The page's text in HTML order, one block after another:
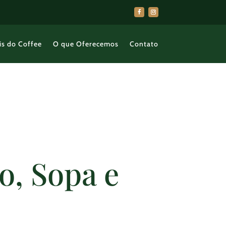
do Coffee O que Oferecemos Contato
Sopa e